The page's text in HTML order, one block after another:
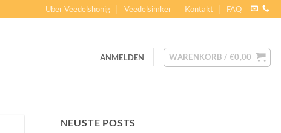
Über Veedelshonig Veedelsimker Kontakt FAQ
ANMELDEN WARENKORB / €0,00
NEUSTE POSTS